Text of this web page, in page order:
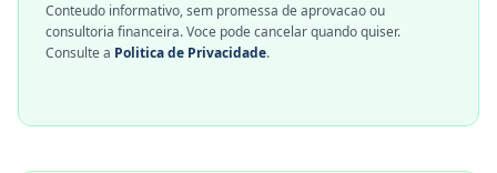
Conteudo informativo, sem promessa de aprovacao ou
consultoria financeira. Voce pode cancelar quando quiser.
Consulte a Politica de Privacidade.